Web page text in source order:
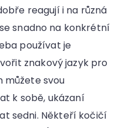
reagují i na různá
snadno na konkrétní
používat je
znakový jazyk pro
můžete svou
k sobě, ukázaní
sedni. Někteří kočičí